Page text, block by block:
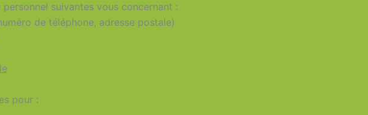
personnel suivantes vous concernant :
de téléphone, adresse postale)
pour :